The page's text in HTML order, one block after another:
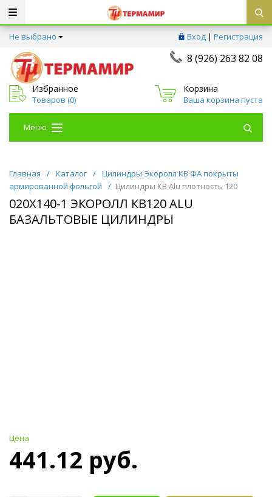
Не выбрано Вход | Регистрация
8 (926) 263 82 08
Избранное
Товаров (0)
Корзина
Ваша корзина пуста
Меню
Главная / Каталог / Цилиндры Экоролл КВ ФА покрыты
армированной фольгой
/ Цилиндры КВ Alu плотность 120
020Х140-1 ЭКОРОЛЛ КВ120 ALU
БАЗАЛЬТОВЫЕ ЦИЛИНДРЫ
Цена
441.12 руб.